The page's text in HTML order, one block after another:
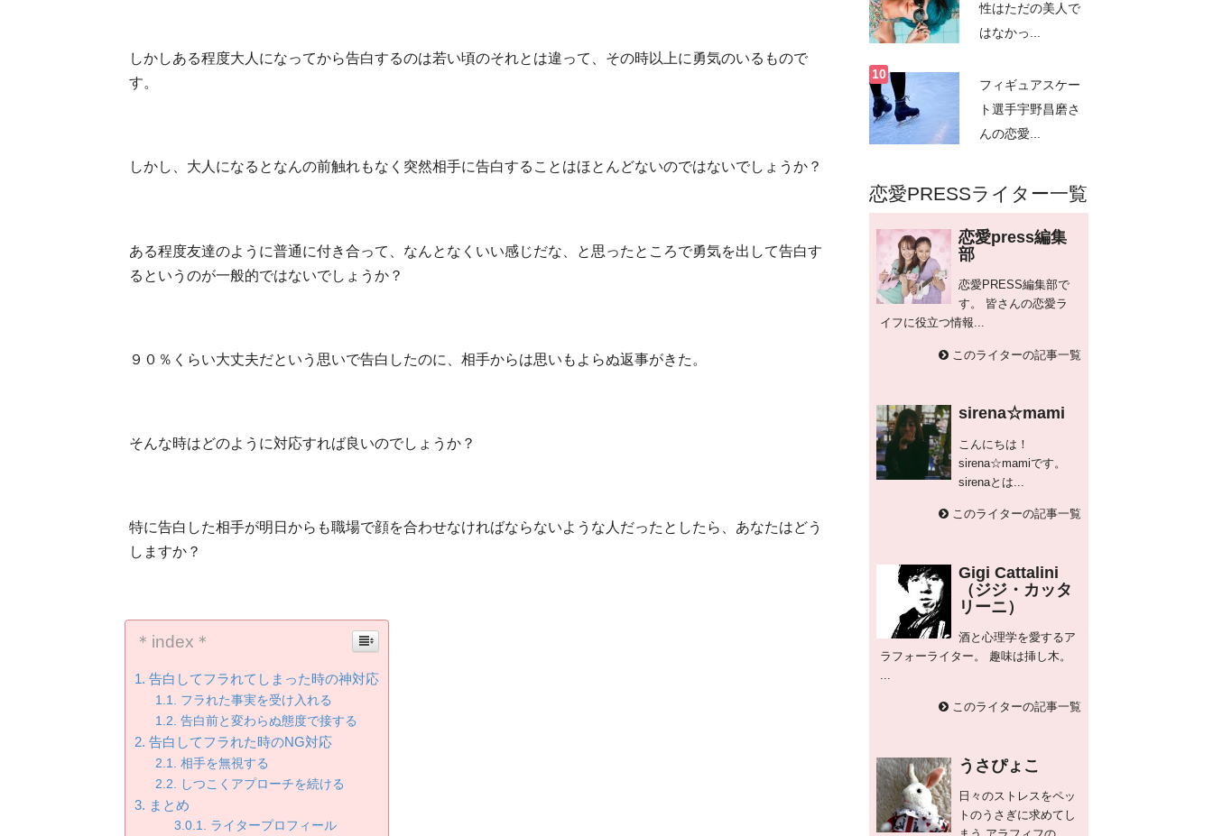
しかしある程度大人になってから告白するのは若い頃のそれとは違って、その時以上に勇気のいるもので
す。
しかし、大人になるとなんの前触れもなく突然相手に告白することはほとんどないのではないでしょうか？
ある程度友達のように普通に付き合って、なんとなくいい感じだな、と思ったところで勇気を出して告白す
るというのが一般的ではないでしょうか？
９０％くらい大丈夫だという思いで告白したのに、相手からは思いもよらぬ返事がきた。
そんな時はどのように対応すれば良いのでしょうか？
特に告白した相手が明日からも職場で顔を合わせなければならないような人だったとしたら、あなたはどう
しますか？
＊index＊
告白してフラれてしまった時の神対応
フラれた事実を受け入れる
告白前と変わらぬ態度で接する
告白してフラれた時のNG対応
相手を無視する
しつこくアプローチを続ける
まとめ
ライタープロフィール
性はただの美人で
はなかっ...
フィギュアスケー
ト選手宇野昌磨さ
んの恋愛...
恋愛PRESSライター一覧
恋愛press編集
部
恋愛PRESS編集部で
す。 皆さんの恋愛ラ
イフに役立つ情報...
このライターの記事一覧
sirena☆mami
こんにちは！
sirena☆mamiです。
sirenaとは...
このライターの記事一覧
Gigi Cattalini
（ジジ・カッタ
リーニ）
酒と心理学を愛するア
ラフォーライター。 趣味は挿し木。
...
このライターの記事一覧
うさぴょこ
日々のストレスをペッ
トのうさぎに求めてし